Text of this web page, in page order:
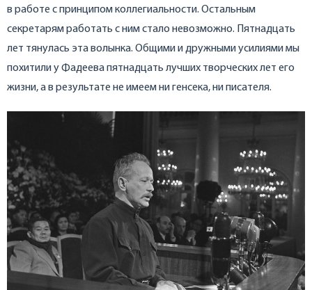
в работе с принципом коллегиальности. Остальным
секретарям работать с ним стало невозможно. Пятнадцать
лет тянулась эта волынка. Общими и дружными усилиями мы
похитили у Фадеева пятнадцать лучших творческих лет его
жизни, а в результате не имеем ни генсека, ни писателя.